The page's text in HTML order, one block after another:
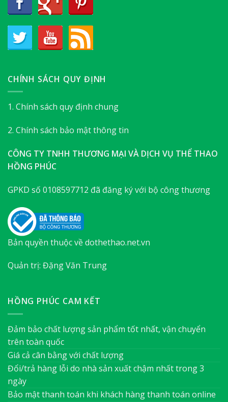
CHÍNH SÁCH QUY ĐỊNH
1. Chính sách quy định chung
2. Chính sách bảo mật thông tin
CÔNG TY TNHH THƯƠNG MẠI VÀ DỊCH VỤ THỂ THAO
HỒNG PHÚC
GPKD số 0108597712 đã đăng ký với bộ công thương
Bản quyền thuộc về dothethao.net.vn
Quản trị: Đặng Văn Trung
HỒNG PHÚC CAM KẾT
Đảm bảo chất lượng sản phẩm tốt nhất, vận chuyển
trên toàn quốc
Giá cả cân bằng với chất lượng
Đổi/trả hàng lỗi do nhà sản xuất chậm nhất trong 3
ngày
Bảo mật thanh toán khi khách hàng thanh toán online